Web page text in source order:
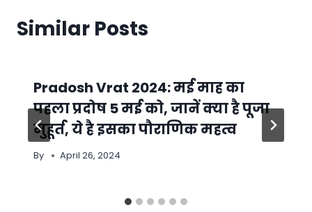
Similar Posts
Pradosh Vrat 2024: मई माह का
पहला प्रदोष 5 मई को, जानें क्या है पूजा
मुहूर्त, ये है इसका पौराणिक महत्व
By April 26, 2024